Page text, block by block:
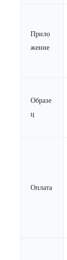
Прило
жение
Образе
ц
Оплата